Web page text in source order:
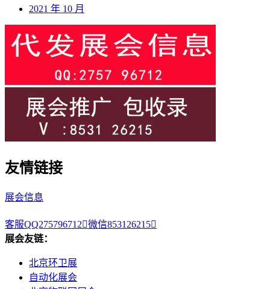
2021 年 10 月
友情链接
展会信息
客服QQ275796712微信853126215
展会友链：
北京环卫展
自动化展会